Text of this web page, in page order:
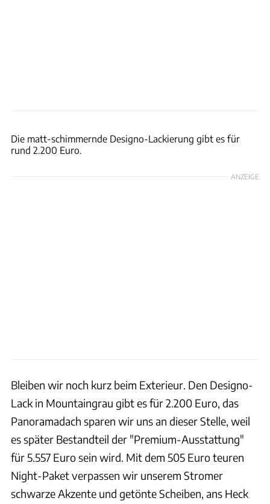
Die matt-schimmernde Designo-Lackierung gibt es für
rund 2.200 Euro.
ANZEIGE
Bleiben wir noch kurz beim Exterieur. Den Designo-
Lack in Mountaingrau gibt es für 2.200 Euro, das
Panoramadach sparen wir uns an dieser Stelle, weil
es später Bestandteil der "Premium-Ausstattung"
für 5.557 Euro sein wird. Mit dem 505 Euro teuren
Night-Paket verpassen wir unserem Stromer
schwarze Akzente und getönte Scheiben, ans Heck